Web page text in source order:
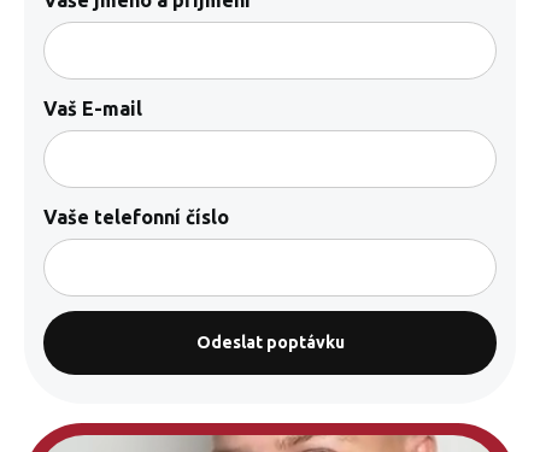
Vaš E-mail
Vaše telefonní číslo